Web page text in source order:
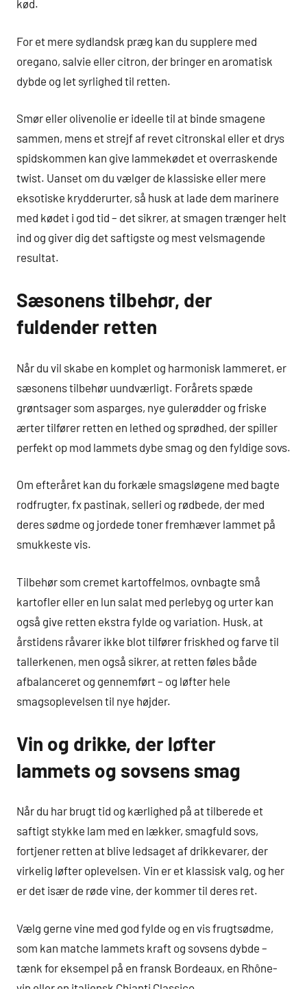
kød.
For et mere sydlandsk præg kan du supplere med
oregano, salvie eller citron, der bringer en aromatisk
dybde og let syrlighed til retten.
Smør eller olivenolie er ideelle til at binde smagene
sammen, mens et strejf af revet citronskal eller et drys
spidskommen kan give lammekødet et overraskende
twist. Uanset om du vælger de klassiske eller mere
eksotiske krydderurter, så husk at lade dem marinere
med kødet i god tid – det sikrer, at smagen trænger helt
ind og giver dig det saftigste og mest velsmagende
resultat.
Sæsonens tilbehør, der
fuldender retten
Når du vil skabe en komplet og harmonisk lammeret, er
sæsonens tilbehør uundværligt. Forårets spæde
grøntsager som asparges, nye gulerødder og friske
ærter tilfører retten en lethed og sprødhed, der spiller
perfekt op mod lammets dybe smag og den fyldige sovs.
Om efteråret kan du forkæle smagsløgene med bagte
rodfrugter, fx pastinak, selleri og rødbede, der med
deres sødme og jordede toner fremhæver lammet på
smukkeste vis.
Tilbehør som cremet kartoffelmos, ovnbagte små
kartofler eller en lun salat med perlebyg og urter kan
også give retten ekstra fylde og variation. Husk, at
årstidens råvarer ikke blot tilfører friskhed og farve til
tallerkenen, men også sikrer, at retten føles både
afbalanceret og gennemført – og løfter hele
smagsoplevelsen til nye højder.
Vin og drikke, der løfter
lammets og sovsens smag
Når du har brugt tid og kærlighed på at tilberede et
saftigt stykke lam med en lækker, smagfuld sovs,
fortjener retten at blive ledsaget af drikkevarer, der
virkelig løfter oplevelsen. Vin er et klassisk valg, og her
er det især de røde vine, der kommer til deres ret.
Vælg gerne vine med god fylde og en vis frugtsødme,
som kan matche lammets kraft og sovsens dybde –
tænk for eksempel på en fransk Bordeaux, en Rhône-